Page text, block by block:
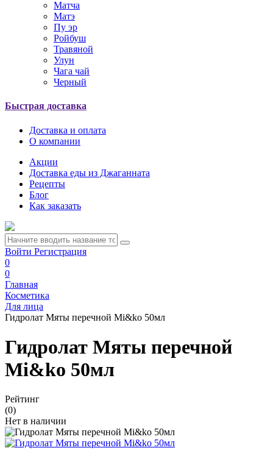
Матча
Матэ
Пу эр
Ройбуш
Травяной
Улун
Чага чай
Черный
Быстрая доставка
Доставка и оплата
О компании
Акции
Доставка еды из Джаганната
Рецепты
Блог
Как заказать
Войти Регистрация
0
0
Главная
Косметика
Для лица
Гидролат Мяты перечной Mi&ko 50мл
Гидролат Мяты перечной
Mi&ko 50мл
Рейтинг
(0)
Нет в наличии